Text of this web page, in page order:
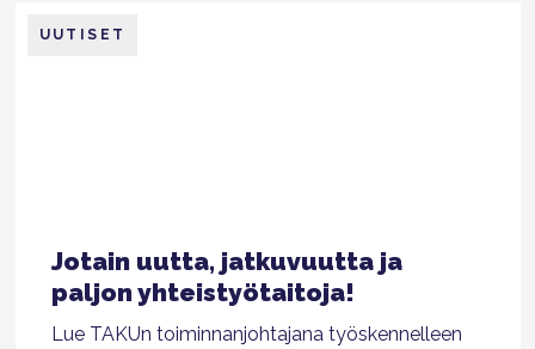
Jotain uutta, jatkuvuutta ja
paljon yhteistyötaitoja!
UUTISET
Lue TAKUn toiminnanjohtajana työskennelleen